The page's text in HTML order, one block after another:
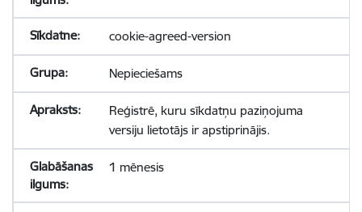
cookie-agreed-version
Nepieciešams
Reģistrē, kuru sīkdatņu paziņojuma
versiju lietotājs ir apstiprinājis.
1 mēnesis